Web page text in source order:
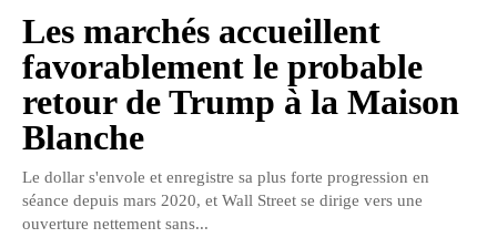
Les marchés accueillent
favorablement le probable
retour de Trump à la Maison
Blanche
Le dollar s'envole et enregistre sa plus forte progression en
séance depuis mars 2020, et Wall Street se dirige vers une
ouverture nettement sans...